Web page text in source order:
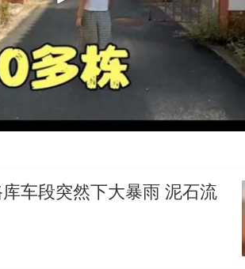
车段突然下大暴雨 泥石流